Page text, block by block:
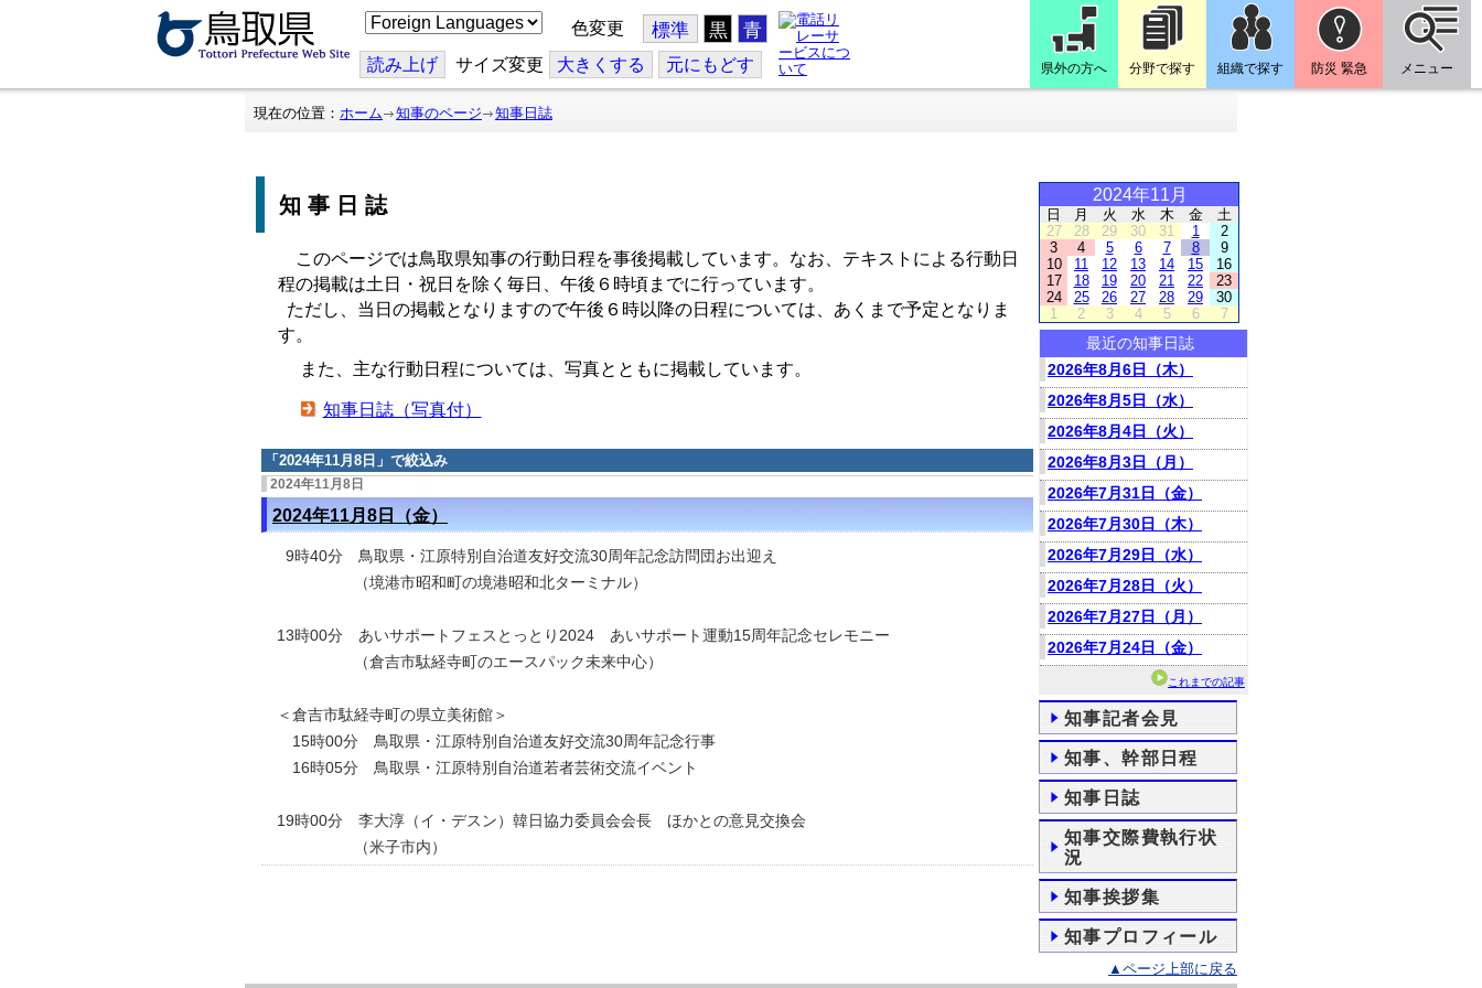
こ
の
ジ
を
翻
色変更 標準 黒 青
読み上げ サイズ変更 大きくする 元にもどす 県外の方へ 分野で探す 組織で探す 防災 緊急 メニュー
現在の位置： ホーム 知事のページ 知事日誌
知事日誌
このページでは鳥取県知事の行動日程を事後掲載しています。なお、テキストによる行動日
程の掲載は土日・祝日を除く毎日、午後６時頃までに行っています。
ただし、当日の掲載となりますので午後６時以降の日程については、あくまで予定となりま
す。
また、主な行動日程については、写真とともに掲載しています。
知事日誌（写真付）
「 2024年11月8日 」で絞込み
2024年11月8日
2024年11月8日（金）
9時40分 鳥取県・江原特別自治道友好交流30周年記念訪問団お出迎え
（境港市昭和町の境港昭和北ターミナル）
13時00分 あいサポートフェスとっとり2024 あいサポート運動15周年記念セレモニー
（倉吉市駄経寺町のエースパック未来中心）
＜倉吉市駄経寺町の県立美術館＞
15時00分 鳥取県・江原特別自治道友好交流30周年記念行事
16時05分 鳥取県・江原特別自治道若者芸術交流イベント
19時00分 李大淳（イ・デスン）韓日協力委員会会長 ほかとの意見交換会
（米子市内）
2024年11月
日 月 火 水 木 金
土
27
28 29 30 31 1
2
3
4 5 6 7 8
9
10
11 12 13 14 15
16
17
18 19 20 21 22
23
24
25 26 27 28 29
30
1
2 3 4 5 6 7
最近の知事日誌
2026年8月6日（木）
2026年8月5日（水）
2026年8月4日（火）
2026年8月3日（月）
2026年7月31日（金）
2026年7月30日（木）
2026年7月29日（水）
2026年7月28日（火）
2026年7月27日（月）
2026年7月24日（金）
これまでの記事
知事記者会見
知事、幹部日程
知事日誌
知事交際費執行状
況
知事挨拶集
知事プロフィール
▲ページ上部に戻る